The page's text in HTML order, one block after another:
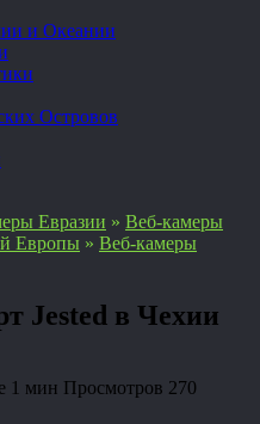
и Океании
Островов
Евразии » Веб-камеры
Европы » Веб-камеры
Jested в Чехии
1 мин Просмотров 270